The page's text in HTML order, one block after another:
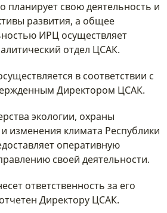
планирует свою деятельность и
развития, а общее
ИРЦ осуществляет
отдел ЦСАК.
в соответствии с
Директором ЦСАК.
экологии, охраны
изменения климата Республики
оперативную
своей деятельности.
ответственность за его
Директору ЦСАК.